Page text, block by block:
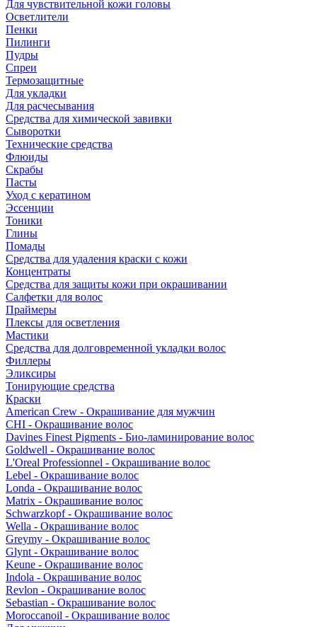
Для чувствительной кожи головы
Осветлители
Пенки
Пилинги
Пудры
Спреи
Термозащитные
Для укладки
Для расчесывания
Средства для химической завивки
Сыворотки
Технические средства
Флюиды
Скрабы
Пасты
Уход с кератином
Эссенции
Тоники
Глины
Помады
Средства для удаления краски с кожи
Концентраты
Средства для защиты кожи при окрашивании
Салфетки для волос
Праймеры
Плексы для осветления
Мастики
Средства для долговременной укладки волос
Филлеры
Эликсиры
Тонирующие средства
Краски
American Crew - Окрашивание для мужчин
CHI - Окрашивание волос
Davines Finest Pigments - Био-ламинирование волос
Goldwell - Окрашивание волос
L'Oreal Professionnel - Окрашивание волос
Lebel - Окрашивание волос
Londa - Окрашивание волос
Matrix - Окрашивание волос
Schwarzkopf - Окрашивание волос
Wella - Окрашивание волос
Greymy - Окрашивание волос
Glynt - Окрашивание волос
Keune - Окрашивание волос
Indola - Окрашивание волос
Revlon - Окрашивание волос
Sebastian - Окрашивание волос
Moroccanoil - Окрашивание волос